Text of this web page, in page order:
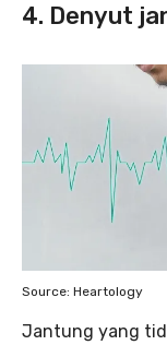
4. Denyut
Source: Heartology
Jantung yang